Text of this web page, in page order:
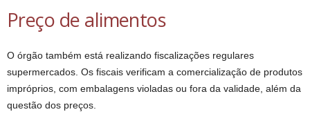
Preço de alimentos
O órgão também está realizando fiscalizações regulares
supermercados. Os fiscais verificam a comercialização de produtos
impróprios, com embalagens violadas ou fora da validade, além da
questão dos preços.